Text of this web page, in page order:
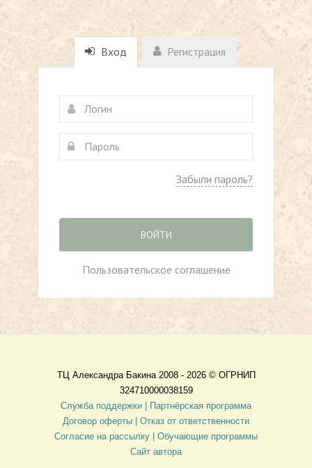
Вход Регистрация
Забыли пароль?
ВОЙТИ
Пользовательское соглашение
ТЦ Александра Бакина 2008 - 2026 © ОГРНИП
324710000038159
Служба поддержки |
Партнёрская программа
Договор оферты
| Отказ от ответственности
Согласие на рассылку | Обучающие программы
Сайт автора